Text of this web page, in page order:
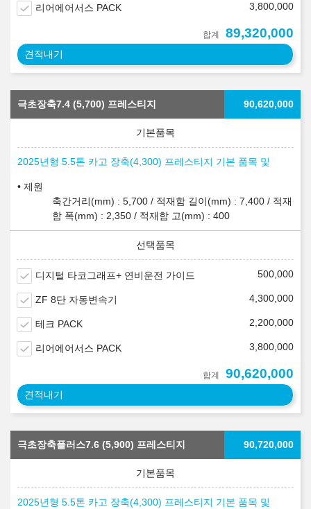
리어에어서스 PACK 3,800,000
합계 89,320,000
견적내기
극초장축7.4 (5,700) 프레스티지 90,620,000
2025년형 5.5톤 카고 장축(4,300) 프레스티지 기본 품목 및
제원
축간거리(mm) : 5,700 / 적재함 길이(mm) : 7,400 / 적재
함 폭(mm) : 2,350 / 적재함 고(mm) : 400
디지털 타코그래프+ 연비운전 가이드 500,000
ZF 8단 자동변속기 4,300,000
테크 PACK 2,200,000
리어에어서스 PACK 3,800,000
합계 90,620,000
견적내기
극초장축플러스7.6 (5,900) 프레스티지 90,720,000
2025년형 5.5톤 카고 장축(4,300) 프레스티지 기본 품목 및